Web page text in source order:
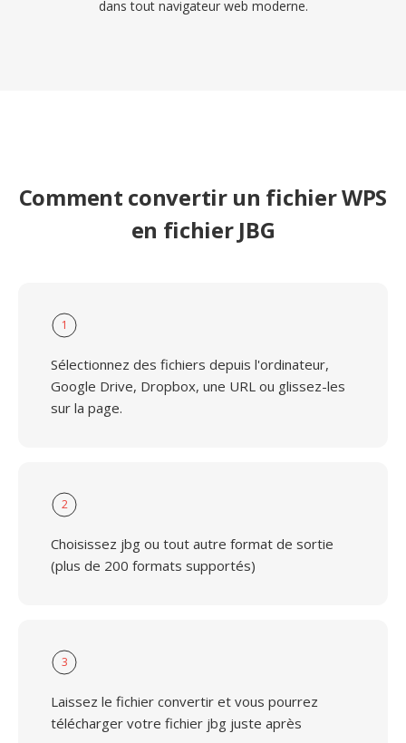
dans tout navigateur web moderne.
Comment convertir un fichier WPS
en fichier JBG
1
Sélectionnez des fichiers depuis l'ordinateur,
Google Drive, Dropbox, une URL ou glissez-les
sur la page.
2
Choisissez jbg ou tout autre format de sortie
(plus de 200 formats supportés)
3
Laissez le fichier convertir et vous pourrez
télécharger votre fichier jbg juste après